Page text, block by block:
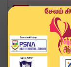
Home
வீடியோ
ஏரியை கடந்து